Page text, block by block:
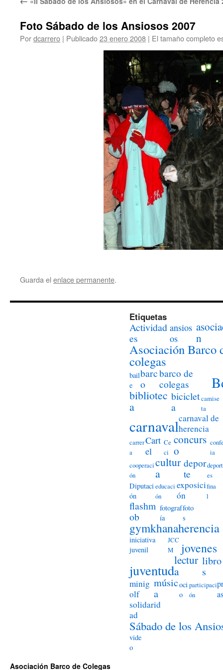
Foto Sábado de los Ansiosos 2007
Pordcarrero | Publicado23 enero 2008 | El tamaño completo
Guarda el enlace permanente.
Etiquetas
Actividad
es
ansios
os
n
Asociación Barco
colegas
bail
e
barc
o
barco de
colegas
bibliotec
a
biciclet
a
camise
ta
carnavalcarnaval de
herencia
carrer
a
Cart
el
Ce
ci
concurs
o
ia
cooperaci
ón
cultur
a
depor
te
deport
es
Diputaci
ón
educaci
ón
exposici
ón
fina
l
flashm
ob
fotograf
ía
foto
s
gymkhanaherencia
iniciativa
juvenil
JCC
M
jovenes
juventud
lectur
a
libro
s
minig
olf
músic
a
oci
o
participaci
ón
as
solidarid
ad
Sábado de los
vide
o
Asociación Barco de Colegas